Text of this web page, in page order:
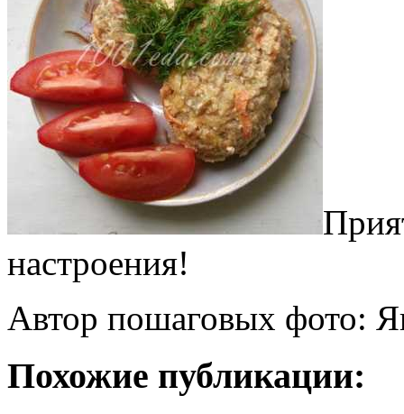
настроения!
Автор пошаговых фото:
Похожие публикации: